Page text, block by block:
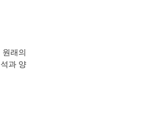
래의
과 양